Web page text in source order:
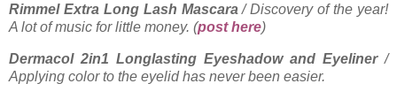
Rimmel Extra Long Lash Mascara / Discovery of the year!
A lot of music for little money. (post here)
Dermacol 2in1 Longlasting Eyeshadow and Eyeliner/
Applying color to the eyelid has never been easier.